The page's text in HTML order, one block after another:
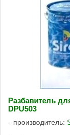
Разбавитель
DPU503
производитель: